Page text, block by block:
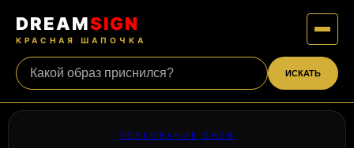
DREAMSIGN
КРАСНАЯ ШАПОЧКА
ИСКАТЬ
ТОЛКОВАНИЕ СНОВ